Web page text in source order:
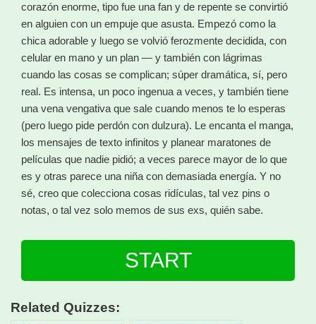
corazón enorme, tipo fue una fan y de repente se convirtió
en alguien con un empuje que asusta. Empezó como la
chica adorable y luego se volvió ferozmente decidida, con
celular en mano y un plan — y también con lágrimas
cuando las cosas se complican; súper dramática, sí, pero
real. Es intensa, un poco ingenua a veces, y también tiene
una vena vengativa que sale cuando menos te lo esperas
(pero luego pide perdón con dulzura). Le encanta el manga,
los mensajes de texto infinitos y planear maratones de
películas que nadie pidió; a veces parece mayor de lo que
es y otras parece una niña con demasiada energía. Y no
sé, creo que colecciona cosas ridículas, tal vez pins o
notas, o tal vez solo memos de sus exs, quién sabe.
START
Related Quizzes: